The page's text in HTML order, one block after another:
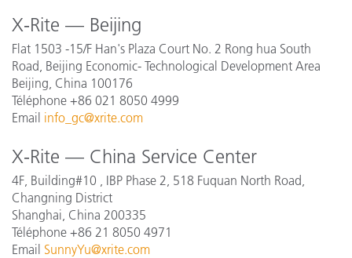
X-Rite — Beijing
Flat 1503 -15/F Han's Plaza Court No. 2 Rong hua South
Road, Beijing Economic- Technological Development Area
Beijing, China 100176
Téléphone +86 021 8050 4999
Email info_gc@xrite.com
X-Rite — China Service Center
4F, Building#10 , IBP Phase 2, 518 Fuquan North Road,
Changning District
Shanghai, China 200335
Téléphone +86 21 8050 4971
Email SunnyYu@xrite.com